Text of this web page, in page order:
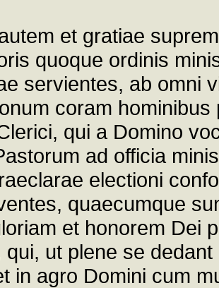
et gratiae
quoque ordinis
servientes, ab omni
coram
qui a Domino
ad officia
electioni
quaecumque
et honorem Dei
qui, ut plene se
in agro Domini cum